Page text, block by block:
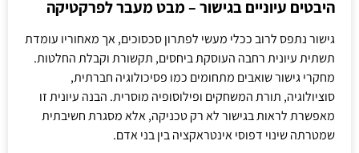
היבטים עיוניים בגישור – מבט מעבר לפרקטיקה
גישור נתפס לרוב ככלי מעשי לפתרון סכסוכים, אך מאחוריו עומדת
תשתית עיונית רחבה העוסקת ביחסים, תקשורת וקבלת החלטות.
מחקרי גישור שואבים מתחומים כמו פסיכולוגיה חברתית,
סוציולוגיה, תורת המשחקים ופילוסופיה מוסרית. הבנה עיונית זו
מאפשרת לראות בגישור לא רק טכניקה, אלא מסגרת חשיבתית
שמטרתה שינוי דפוסי אינטראקציה בין בני אדם.